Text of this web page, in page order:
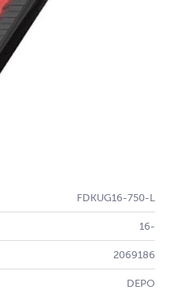
FDKUG16-750-L
16-
2069186
DEPO